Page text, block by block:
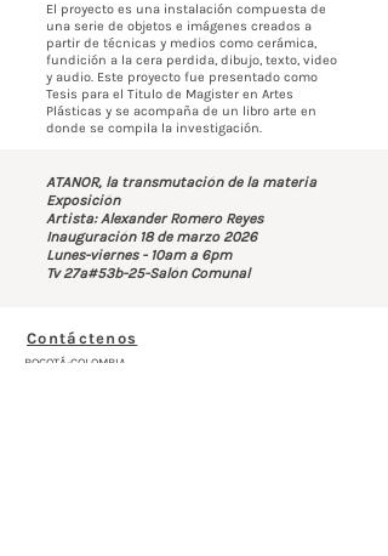
El proyecto es una instalación compuesta de
una serie de objetos e imágenes creados a
partir de técnicas y medios como cerámica,
fundición a la cera perdida, dibujo, texto, video
y audio. Este proyecto fue presentado como
Tesis para el Titulo de Magister en Artes
Plásticas y se acompaña de un libro arte en
donde se compila la investigación.
ATANOR, la transmutación de la materia
Exposición
Artista: Alexander Romero Reyes
Inauguración 18 de marzo 2026
Lunes-viernes - 10am a 6pm
Tv 27a#53b-25-Salón Comunal
Contáctenos
BOGOTÁ-COLOMBIA